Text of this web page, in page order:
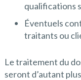
qualifications
Éventuels
traitants ou
Le traitement du
seront d’autant